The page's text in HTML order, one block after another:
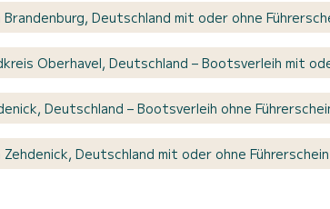
Deutschland mit oder ohne
Oberhavel, Deutschland – Bootsverleih mit
Deutschland – Bootsverleih ohne
Deutschland mit oder ohne Führerschein